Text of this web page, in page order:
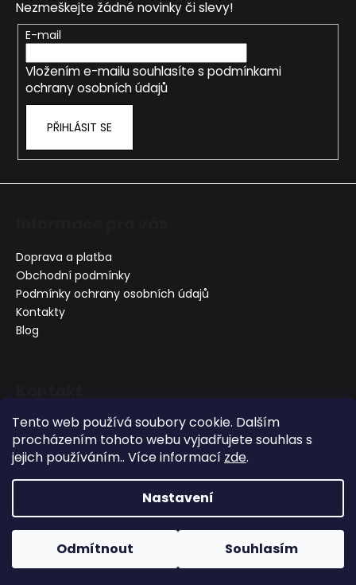
Tento web používá soubory cookie. Dalším
procházením tohoto webu vyjadřujete souhlas s
jejich používáním.. Více informací zde.
Nastavení
Odmítnout Souhlasím
Nezmeškejte žádné novinky či slevy!
E-mail
Vložením e-mailu souhlasíte s podmínkami
ochrany osobních údajů
PŘIHLÁSIT SE
Doprava a platba
Obchodní podmínky
Podmínky ochrany osobních údajů
Kontakty
Blog
+420 732 356 577
info@gretti.cz
https://www.facebook.com/grettiluxusnipece
gretti_krasa_zdravi/
Copyright 2026Gretti . Všechna práva vyhrazena.